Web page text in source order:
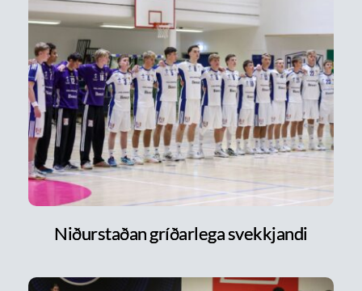
Niðurstaðan gríðarlega svekkjandi